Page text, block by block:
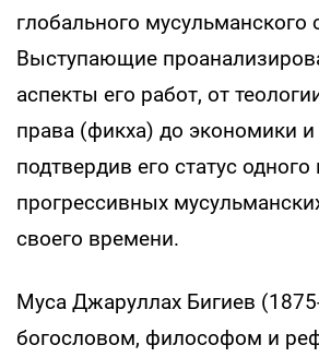
глобального мусульманского
Выступающие
аспекты его работ, от
права (фикха) до экономики
подтвердив его статус
прогрессивных
своего времени.
Муса Джаруллах Бигиев
богословом, философом и